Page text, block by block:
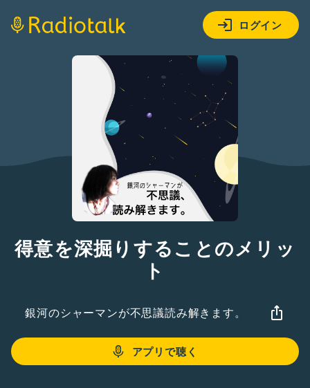
ログイン
得意を深掘りすることのメリッ
ト
銀河のシャーマンが不思議読み解きます。
アプリで聴く